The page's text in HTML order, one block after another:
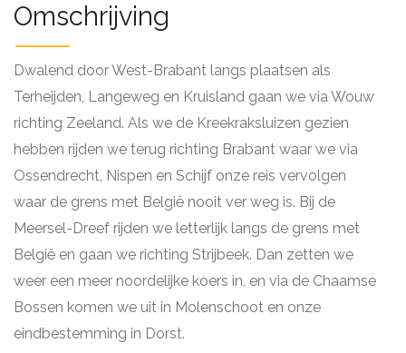
Omschrijving
Dwalend door West-Brabant langs plaatsen als
Terheijden, Langeweg en Kruisland gaan we via Wouw
richting Zeeland. Als we de Kreekraksluizen gezien
hebben rijden we terug richting Brabant waar we via
Ossendrecht, Nispen en Schijf onze reis vervolgen
waar de grens met België nooit ver weg is. Bij de
Meersel-Dreef rijden we letterlijk langs de grens met
België en gaan we richting Strijbeek. Dan zetten we
weer een meer noordelijke koers in, en via de Chaamse
Bossen komen we uit in Molenschoot en onze
eindbestemming in Dorst.